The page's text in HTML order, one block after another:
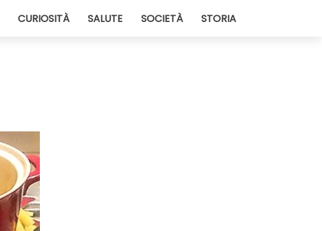
CURIOSITÀ SALUTE SOCIETÀ STORIA